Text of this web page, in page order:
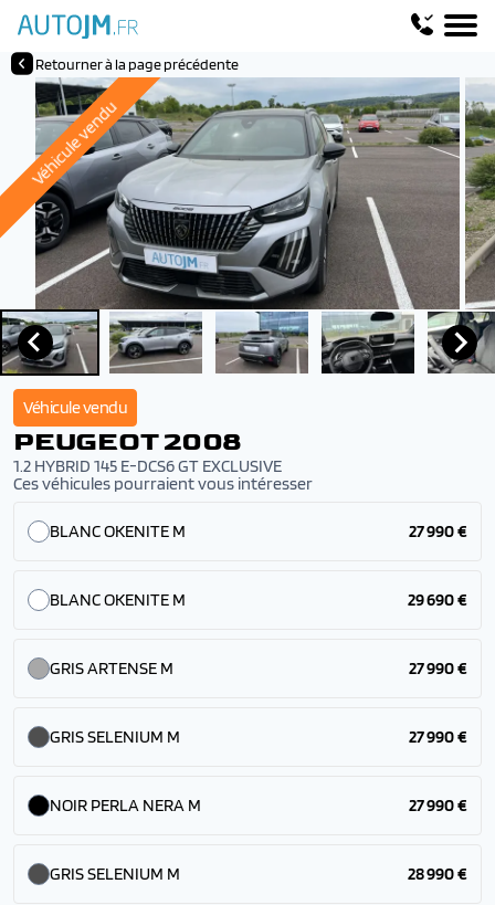
Retourner à la page précédente
Véhicule vendu
Véhicule vendu
PEUGEOT 2008
1.2 HYBRID 145 E-DCS6 GT EXCLUSIVE
Ces véhicules pourraient vous intéresser
BLANC OKENITE M 27 990 €
BLANC OKENITE M 29 690 €
GRIS ARTENSE M 27 990 €
GRIS SELENIUM M 27 990 €
NOIR PERLA NERA M 27 990 €
GRIS SELENIUM M 28 990 €